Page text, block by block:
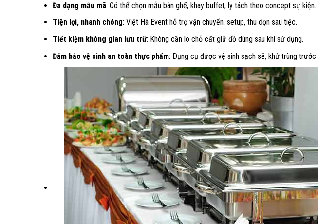
Đa dạng mẫu mã: Có thể chọn mẫu bàn ghế, khay buffet, ly tách theo concept sự kiện.
Tiện lợi, nhanh chóng: Việt Hà Event hỗ trợ vận chuyển, setup, thu dọn sau tiệc.
Tiết kiệm không gian lưu trữ: Không cần lo chỗ cất giữ đồ dùng sau khi sử dụng.
Đảm bảo vệ sinh an toàn thực phẩm: Dụng cụ được vệ sinh sạch sẽ, khử trùng trước